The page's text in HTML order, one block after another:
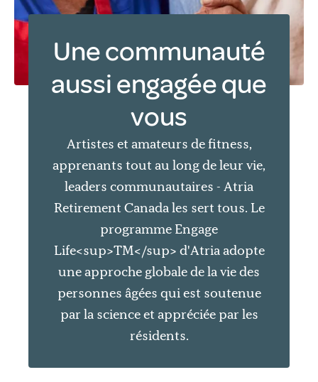
Une communauté
aussi engagée que
vous
Artistes et amateurs de fitness,
apprenants tout au long de leur vie,
leaders communautaires - Atria
Retirement Canada les sert tous. Le
programme Engage
Life<sup>TM</sup> d'Atria adopte
une approche globale de la vie des
personnes âgées qui est soutenue
par la science et appréciée par les
résidents.